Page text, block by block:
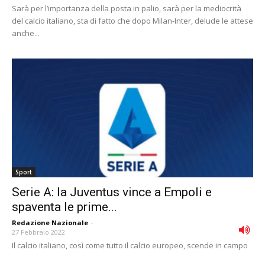
Sarà per l’importanza della posta in palio, sarà per la mediocrità
del calcio italiano, sta di fatto che dopo Milan-Inter, delude le attese
anche...
Sport
Serie A: la Juventus vince a Empoli e
spaventa le prime...
Redazione Nazionale -
27 Febbraio 2022
Il calcio italiano, così come tutto il calcio europeo, scende in campo